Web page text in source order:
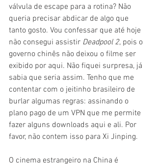
válvula de escape para a rotina? Não
queria precisar abdicar de algo que
tanto gosto. Vou confessar que até hoje
não consegui assistir Deadpool 2, pois o
governo chinês não deixou o filme ser
exibido por aqui. Não fiquei surpresa, já
sabia que seria assim. Tenho que me
contentar com o jeitinho brasileiro de
burlar algumas regras: assinando o
plano pago de um VPN que me permite
fazer alguns downloads aqui e ali. Por
favor, não contem isso para Xi Jinping.
O cinema estrangeiro na China é